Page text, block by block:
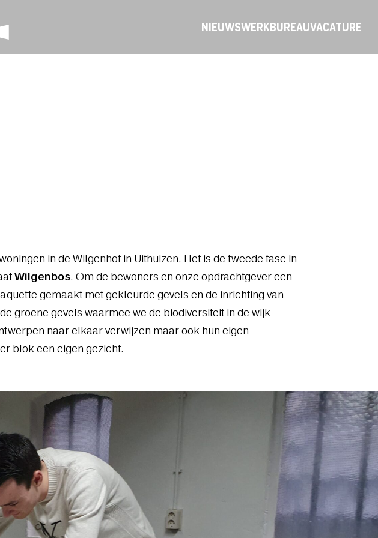
NIEUWSWERKBUREAUVACATURE
in de Wilgenhof in Uithuizen. Het is de tweede fase in
Wilgenbos. Om de bewoners en onze opdrachtgever een
gemaakt met gekleurde gevels en de inrichting van
groene gevels waarmee we de biodiversiteit in de wijk
naar elkaar verwijzen maar ook hun eigen
blok een eigen gezicht.